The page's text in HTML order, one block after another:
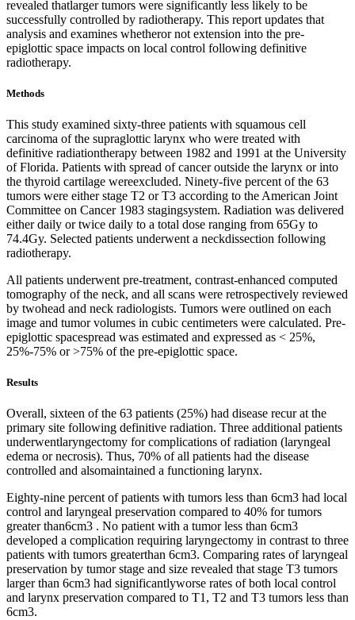
revealed thatlarger tumors were significantly less likely to be
successfully controlled by radiotherapy. This report updates that
analysis and examines whetheror not extension into the pre-
epiglottic space impacts on local control following definitive
radiotherapy.
Methods
This study examined sixty-three patients with squamous cell
carcinoma of the supraglottic larynx who were treated with
definitive radiationtherapy between 1982 and 1991 at the University
of Florida. Patients with spread of cancer outside the larynx or into
the thyroid cartilage wereexcluded. Ninety-five percent of the 63
tumors were either stage T2 or T3 according to the American Joint
Committee on Cancer 1983 stagingsystem. Radiation was delivered
either daily or twice daily to a total dose ranging from 65Gy to
74.4Gy. Selected patients underwent a neckdissection following
radiotherapy.
All patients underwent pre-treatment, contrast-enhanced computed
tomography of the neck, and all scans were retrospectively reviewed
by twohead and neck radiologists. Tumors were outlined on each
image and tumor volumes in cubic centimeters were calculated. Pre-
epiglottic spacespread was estimated and expressed as < 25%,
25%-75% or >75% of the pre-epiglottic space.
Results
Overall, sixteen of the 63 patients (25%) had disease recur at the
primary site following definitive radiation. Three additional patients
underwentlaryngectomy for complications of radiation (laryngeal
edema or necrosis). Thus, 70% of all patients had the disease
controlled and alsomaintained a functioning larynx.
Eighty-nine percent of patients with tumors less than 6cm3 had local
control and laryngeal preservation compared to 40% for tumors
greater than6cm3 . No patient with a tumor less than 6cm3
developed a complication requiring laryngectomy in contrast to three
patients with tumors greaterthan 6cm3. Comparing rates of laryngeal
preservation by tumor stage and size revealed that stage T3 tumors
larger than 6cm3 had significantlyworse rates of both local control
and larynx preservation compared to T1, T2 and T3 tumors less than
6cm3.